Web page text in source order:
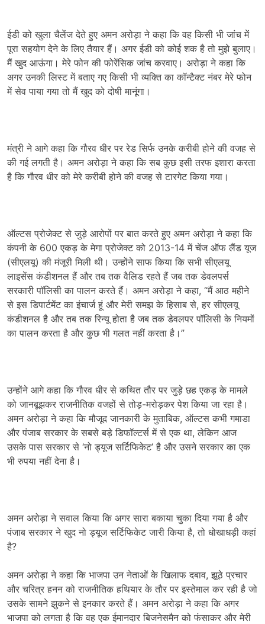
ईडी को खुला चैलेंज देते हुए अमन अरोड़ा ने कहा कि वह किसी भी जांच में
पूरा सहयोग देने के लिए तैयार हैं। अगर ईडी ​​को कोई शक है तो मुझे बुलाए।
मैं खुद आऊंगा। मेरे फोन की फोरेंसिक जांच करवाए। अरोड़ा ने कहा कि
अगर उनकी लिस्ट में बताए गए किसी भी व्यक्ति का कॉन्टैक्ट नंबर मेरे फोन
में सेव पाया गया तो मैं खुद को दोषी मानूंगा।
मंत्री ने आगे कहा कि गौरव धीर पर रेड सिर्फ उनके करीबी होने की वजह से
की गई लगती है। अमन अरोड़ा ने कहा कि सब कुछ इसी तरफ इशारा करता
है कि गौरव धीर को मेरे करीबी होने की वजह से टारगेट किया गया।
ऑल्टस प्रोजेक्ट से जुड़े आरोपों पर बात करते हुए अमन अरोड़ा ने कहा कि
कंपनी के 600 एकड़ के मेगा प्रोजेक्ट को 2013-14 में चेंज ऑफ लैंड यूज
(सीएलयू) की मंजूरी मिली थी। उन्होंने साफ किया कि सभी सीएलयू
लाइसेंस कंडीशनल हैं और तब तक वैलिड रहते हैं जब तक डेवलपर्स
सरकारी पॉलिसी का पालन करते हैं। अमन अरोड़ा ने कहा, “मैं आठ महीने
से इस डिपार्टमेंट का इंचार्ज हूं और मेरी समझ के हिसाब से, हर सीएलयू
कंडीशनल है और तब तक रिन्यू होता है जब तक डेवलपर पॉलिसी के नियमों
का पालन करता है और कुछ भी गलत नहीं करता है।”
उन्होंने आगे कहा कि गौरव धीर से कथित तौर पर जुड़े छह एकड़ के मामले
को जानबूझकर राजनीतिक वजहों से तोड़-मरोड़कर पेश किया जा रहा है।
अमन अरोड़ा ने कहा कि मौजूद जानकारी के मुताबिक, ऑल्टस कभी गमाडा
और पंजाब सरकार के सबसे बड़े डिफॉल्टर्स में से एक था, लेकिन आज
उसके पास सरकार से ‘नो ड्यूज सर्टिफिकेट’ है और उसने सरकार का एक
भी रुपया नहीं देना है।
अमन अरोड़ा ने सवाल किया कि अगर सारा बकाया चुका दिया गया है और
पंजाब सरकार ने खुद नो ड्यूज सर्टिफिकेट जारी किया है, तो धोखाधड़ी कहां
है?
अमन अरोड़ा ने कहा कि भाजपा उन नेताओं के खिलाफ दबाव, झूठे प्रचार
और चरित्र हनन को राजनीतिक हथियार के तौर पर इस्तेमाल कर रही है जो
उसके सामने झुकने से इनकार करते हैं। अमन अरोड़ा ने कहा कि अगर
भाजपा को लगता है कि वह एक ईमानदार बिजनेसमैन को फंसाकर और मेरी